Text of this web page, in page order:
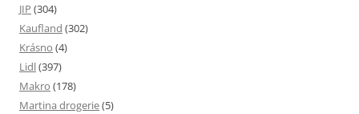
JIP (304)
Kaufland (302)
Krásno (4)
Lidl(397)
Makro (178)
Martina drogerie(5)